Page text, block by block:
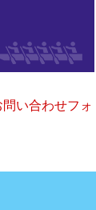
い合わせフォ